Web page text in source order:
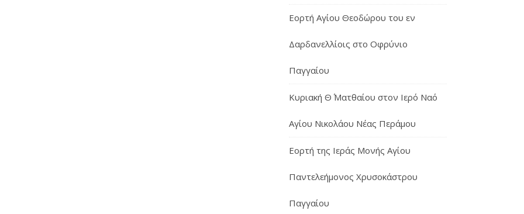
Εορτή Αγίου Θεοδώρου του εν
Δαρδανελλίοις στο Οφρύνιο
Παγγαίου
Κυριακή Θ΄ Ματθαίου στον Ιερό Ναό
Αγίου Νικολάου Νέας Περάμου
Εορτή της Ιεράς Μονής Αγίου
Παντελεήμονος Χρυσοκάστρου
Παγγαίου